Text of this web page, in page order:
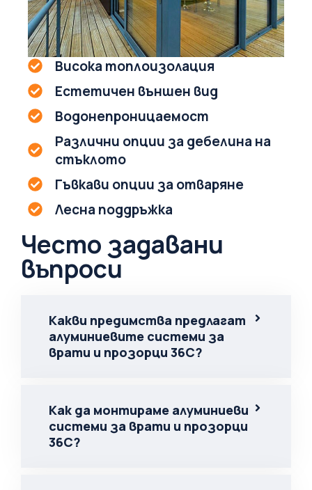
Висока топлоизолация
Естетичен външен вид
Водонепроницаемост
Различни опции за дебелина на
стъклото
Гъвкави опции за отваряне
Лесна поддръжка
Често задавани
въпроси
Какви предимства предлагат
алуминиевите системи за
врати и прозорци 36C?
Как да монтираме алуминиеви
системи за врати и прозорци
36C?